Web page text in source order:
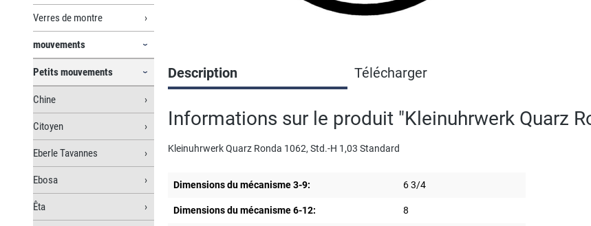
Verres de montre
mouvements
Petits mouvements
Chine
Citoyen
Eberle Tavannes
Ebosa
Êta
Description Télécharger
Informations sur le produit "Kleinuhrwerk Quarz
Kleinuhrwerk Quarz Ronda 1062, Std.-H 1,03 Standard
Dimensions du mécanisme 3-9: 6 3/4
Dimensions du mécanisme 6-12: 8